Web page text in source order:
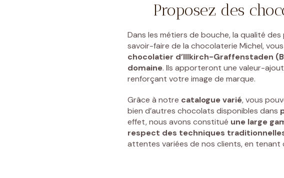
Proposez des
Dans les métiers de bouche, la qualité
savoir-faire de la chocolaterie Michel,
chocolatier d’Illkirch-Graffenstaden
domaine. Ils apporteront une valeur-
renforçant votre image de marque.
Grâce à notre catalogue varié, vous
bien d’autres chocolats disponibles dans
effet, nous avons constitué une large
respect des techniques
attentes variées de nos clients, en